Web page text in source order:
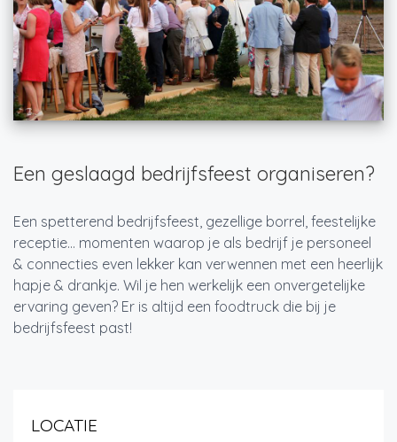
Een geslaagd bedrijfsfeest organiseren?
Een spetterend bedrijfsfeest, gezellige borrel, feestelijke
receptie… momenten waarop je als bedrijf je personeel
& connecties even lekker kan verwennen met een heerlijk
hapje & drankje. Wil je hen werkelijk een onvergetelijke
ervaring geven? Er is altijd een foodtruck die bij je
bedrijfsfeest past!
LOCATIE